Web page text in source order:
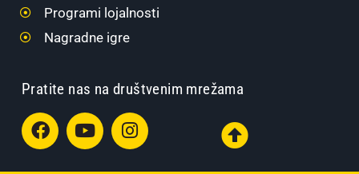
Programi lojalnosti
Nagradne igre
Pratite nas na društvenim mrežama